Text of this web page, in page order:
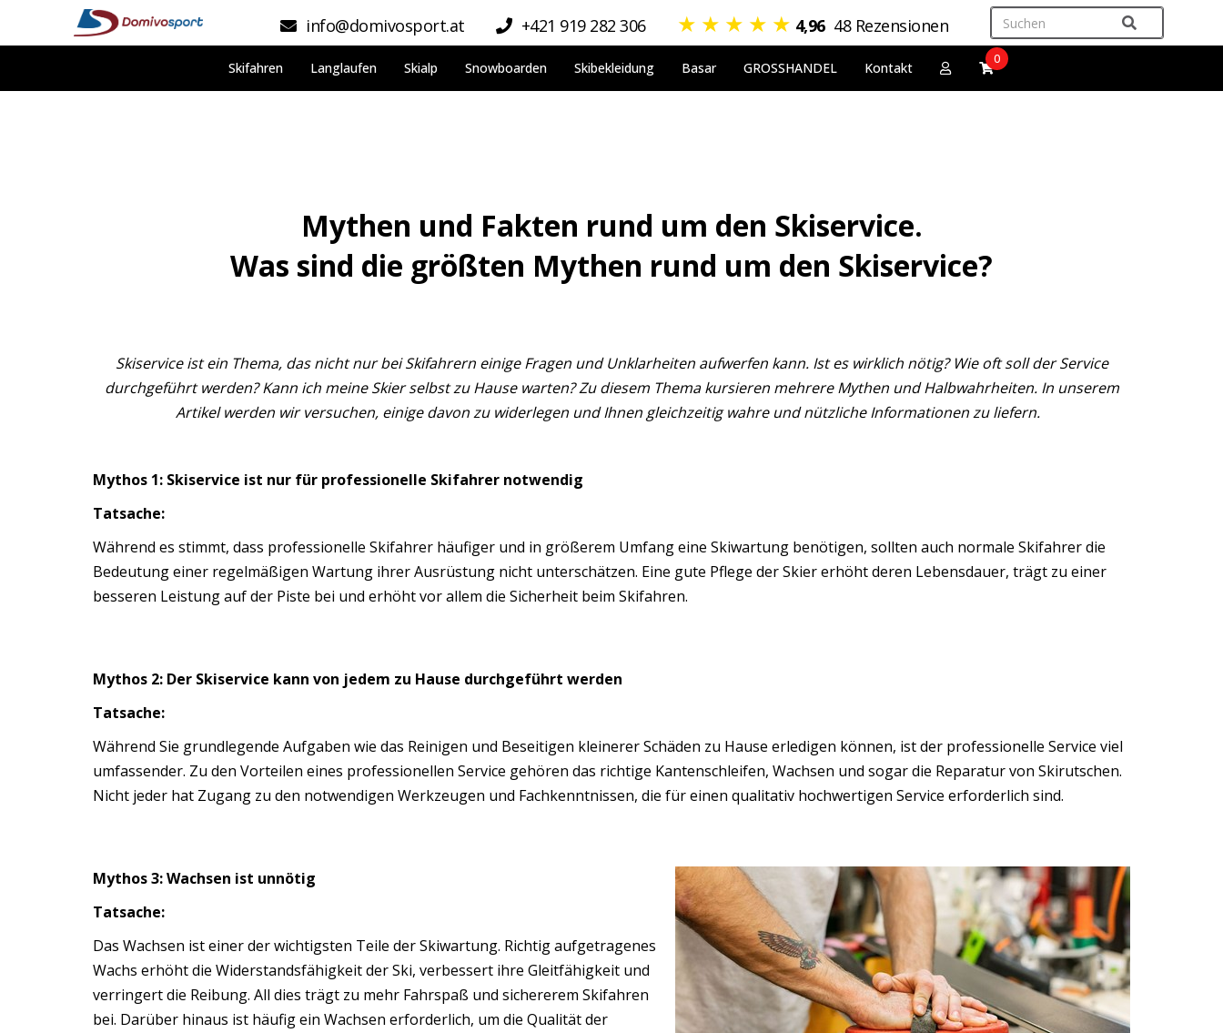
info@domivosport.at +421 919 282 306 ★ ★ ★ ★ ★ 4,96 48 Rezensionen
Skifahren Langlaufen Skialp Snowboarden Skibekleidung Basar GROSSHANDEL Kontakt
0
Mythen und Fakten rund um den Skiservice.
Was sind die größten Mythen rund um den Skiservice?
Skiservice ist ein Thema, das nicht nur bei Skifahrern einige Fragen und Unklarheiten aufwerfen kann. Ist es wirklich nötig? Wie oft soll der Service
durchgeführt werden? Kann ich meine Skier selbst zu Hause warten? Zu diesem Thema kursieren mehrere Mythen und Halbwahrheiten. In unserem
Artikel werden wir versuchen, einige davon zu widerlegen und Ihnen gleichzeitig wahre und nützliche Informationen zu liefern.
Mythos 1: Skiservice ist nur für professionelle Skifahrer notwendig
Tatsache:
Während es stimmt, dass professionelle Skifahrer häufiger und in größerem Umfang eine Skiwartung benötigen, sollten auch normale Skifahrer die
Bedeutung einer regelmäßigen Wartung ihrer Ausrüstung nicht unterschätzen. Eine gute Pflege der Skier erhöht deren Lebensdauer, trägt zu einer
besseren Leistung auf der Piste bei und erhöht vor allem die Sicherheit beim Skifahren.
Mythos 2: Der Skiservice kann von jedem zu Hause durchgeführt werden
Tatsache:
Während Sie grundlegende Aufgaben wie das Reinigen und Beseitigen kleinerer Schäden zu Hause erledigen können, ist der professionelle Service viel
umfassender. Zu den Vorteilen eines professionellen Service gehören das richtige Kantenschleifen, Wachsen und sogar die Reparatur von Skirutschen.
Nicht jeder hat Zugang zu den notwendigen Werkzeugen und Fachkenntnissen, die für einen qualitativ hochwertigen Service erforderlich sind.
Mythos 3: Wachsen ist unnötig
Tatsache:
Das Wachsen ist einer der wichtigsten Teile der Skiwartung. Richtig aufgetragenes
Wachs erhöht die Widerstandsfähigkeit der Ski, verbessert ihre Gleitfähigkeit und
verringert die Reibung. All dies trägt zu mehr Fahrspaß und sichererem Skifahren
bei. Darüber hinaus ist häufig ein Wachsen erforderlich, um die Qualität der